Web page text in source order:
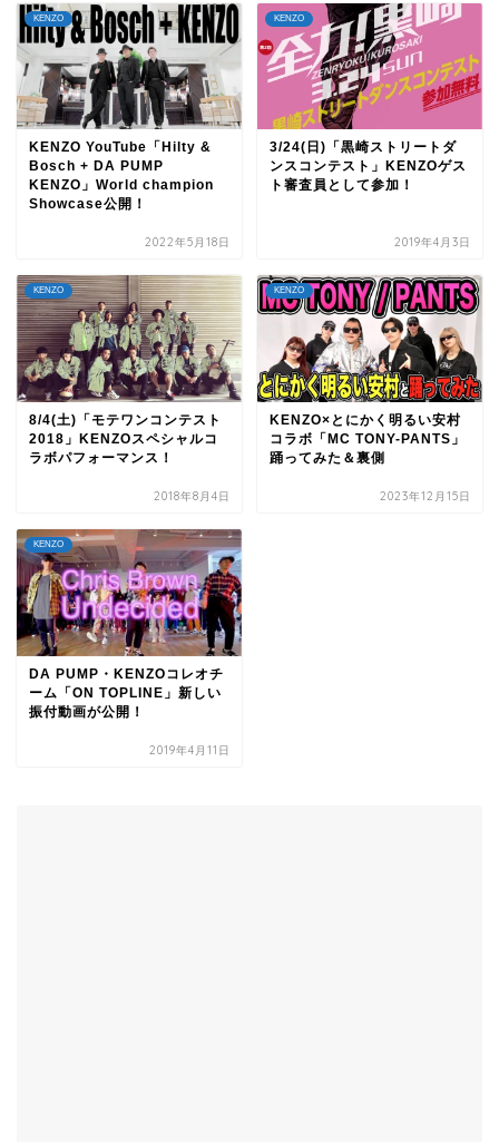
KENZO
KENZO YouTube「Hilty &
Bosch + DA PUMP
KENZO」World champion
Showcase公開！
2022年5月18日
KENZO
3/24(日)「黒崎ストリートダ
ンスコンテスト」KENZOゲス
ト審査員として参加！
2019年4月3日
KENZO
8/4(土)「モテワンコンテスト
2018」KENZOスペシャルコ
ラボパフォーマンス！
2018年8月4日
KENZO
KENZO×とにかく明るい安村
コラボ「MC TONY-PANTS」
踊ってみた＆裏側
2023年12月15日
KENZO
DA PUMP・KENZOコレオチ
ーム「ON TOPLINE」新しい
振付動画が公開！
2019年4月11日